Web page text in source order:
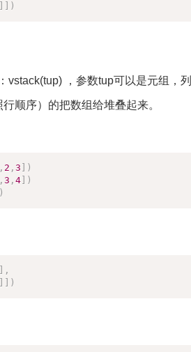
)
vstack(tup) ，参数tup可以是元组，
顺序）的把数组给堆叠起来。
, 2 ,3
)
,3 ,4
)
)
,
)